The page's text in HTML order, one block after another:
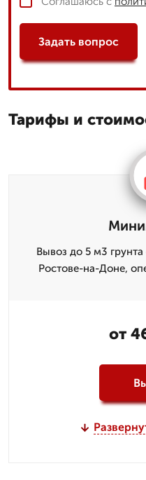
Задать вопрос
Тарифы и
Вывоз до 5 м3
Ростове-на-Доне,
от